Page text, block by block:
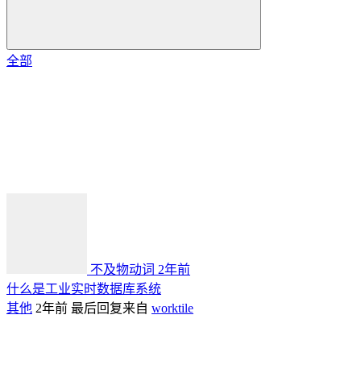
全部
不及物动词 2年前
什么是工业实时数据库系统
其他 2年前 最后回复来自 worktile